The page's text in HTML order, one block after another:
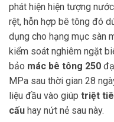
phát hiện hiện tượng
rệt, hỗn hợp bê tông đó
dụng cho hạng mục sàn
kiểm soát nghiêm ngặt
bảo mác bê tông 250
MPa sau thời gian 28
liệu đầu vào giúp triệt
cấu hay nứt nẻ sau này.